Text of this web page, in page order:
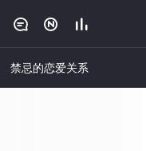
  
禁忌的恋爱关系